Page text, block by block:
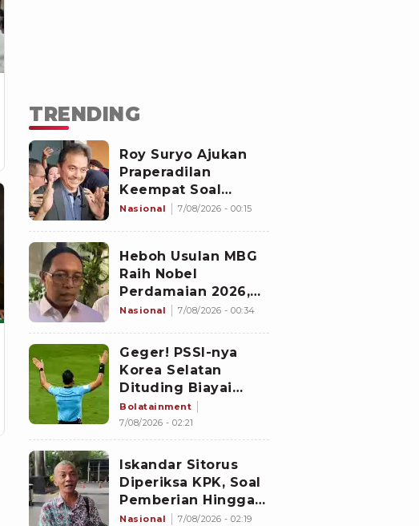
TRENDING
Roy Suryo Ajukan
Praperadilan
Keempat Soal
Status Cekal
Nasional 7/08/2026 - 00:15
Heboh Usulan MBG
Raih Nobel
Perdamaian 2026,
Istana Akhirnya
Nasional 7/08/2026 - 00:34
Geger! PSSI-nya
Korea Selatan
Dituding Biayai
Hiburan Seks untuk
Wasit Asing, KFA
Buka Suara
Bolatainment
7/08/2026 - 02:21
Iskandar Sitorus
Diperiksa KPK, Soal
Pemberian Hingga
Transaksi Keuangan
Nasional 7/08/2026 - 02:19